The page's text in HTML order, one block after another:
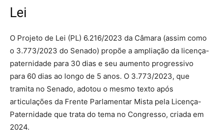
Lei
O Projeto de Lei (PL) 6.216/2023 da Câmara (assim como
o 3.773/2023 do Senado) propõe a ampliação da licença-
paternidade para 30 dias e seu aumento progressivo
para 60 dias ao longo de 5 anos. O 3.773/2023, que
tramita no Senado, adotou o mesmo texto após
articulações da Frente Parlamentar Mista pela Licença-
Paternidade que trata do tema no Congresso, criada em
2024.